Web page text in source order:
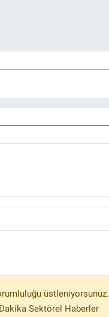
üstleniyorsunuz.
Sektörel Haberler